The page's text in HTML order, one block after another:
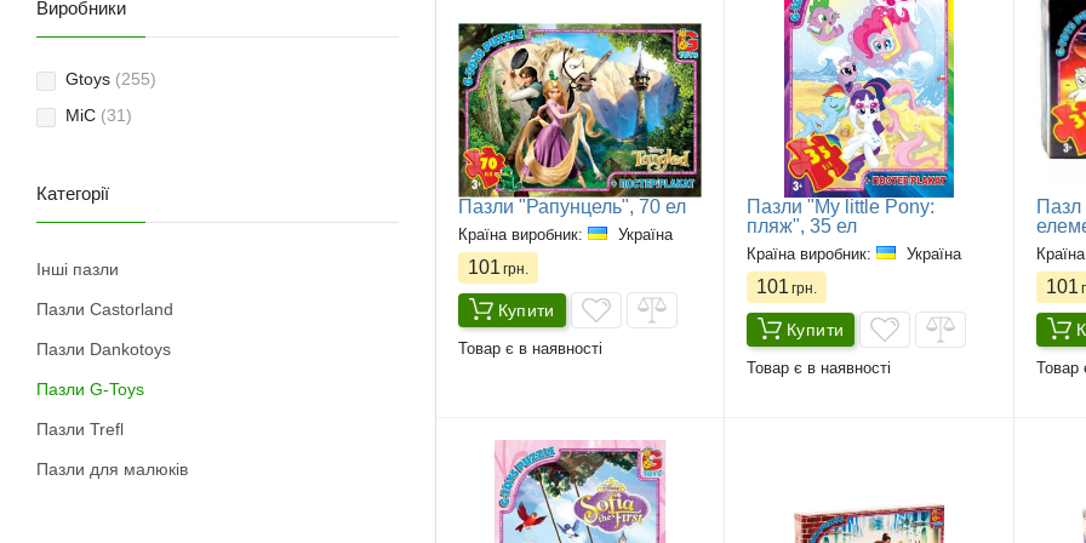
Пазли "Рапунцель", 70 ел
Країна виробник: Україна
101грн.
Купити
Товар є в наявності
Пазли "My little Pony:
пляж", 35 ел
Країна виробник: Україна
101 грн.
Купити
Товар є в наявності
Пазл
101
Товар
Виробники
Gtoys (255)
MiC (31)
Категорії
Інші пазли
Пазли Castorland
Пазли Dankotoys
Пазли G-Toys
Пазли Trefl
Пазли для малюків